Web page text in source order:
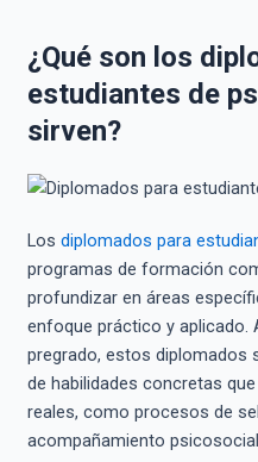
¿Qué son los
estudiantes de
sirven?
Los diplomados para
programas de formación
profundizar en áreas
enfoque práctico y aplicado.
pregrado, estos diplomados
de habilidades concretas
reales, como procesos de
acompañamiento